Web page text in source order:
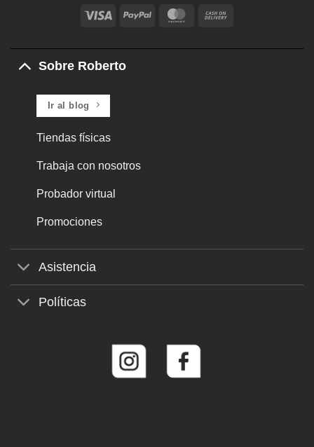
Visa PayPal MasterCard
Delivery
Sobre Roberto
Ir al blog
Tiendas físicas
Trabaja con nosotros
Probador virtual
Promociones
Asistencia
Políticas